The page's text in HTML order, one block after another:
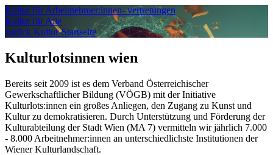
Kultur für Arbeitnehmer:innen- vertretungen
Kultur für Alle
zurück Kultur-Startseite
Kulturlotsinnen wien
Bereits seit 2009 ist es dem Verband Österreichischer
Gewerkschaftlicher Bildung (VÖGB) mit der Initiative
Kulturlots:innen ein großes Anliegen, den Zugang zu Kunst und
Kultur zu demokratisieren. Durch Unterstützung und Förderung der
Kulturabteilung der Stadt Wien (MA 7) vermitteln wir jährlich 7.000
- 8.000 Arbeitnehmer:innen an unterschiedlichste Institutionen der
Wiener Kulturlandschaft.